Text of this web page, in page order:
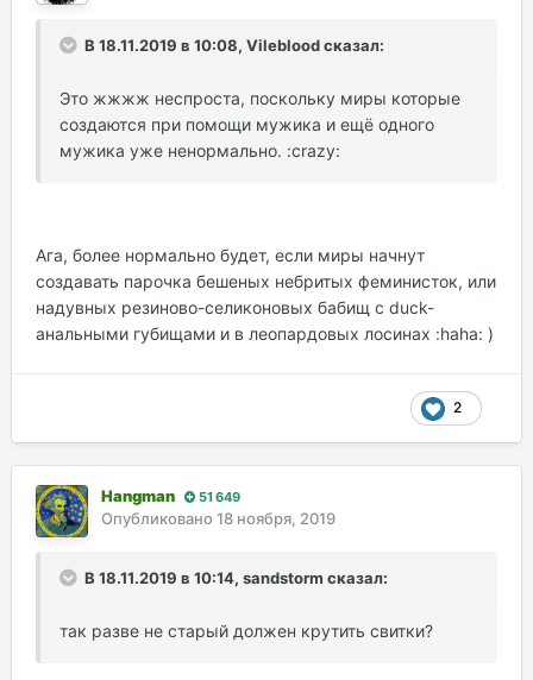
В 18.11.2019 в 10:08, Vileblood сказал:
Это жжжж неспроста, поскольку миры которые
создаются при помощи мужика и ещё одного
мужика уже ненормально. :crazy:
Ага, более нормально будет, если миры начнут
создавать парочка бешеных небритых феминисток, или
надувных резиново-селиконовых бабищ с duck-
анальными губищами и в леопардовых лосинах :haha: )
2
Hangman 51 649
Опубликовано 18 ноября, 2019
В 18.11.2019 в 10:14, sandstorm сказал:
так разве не старый должен крутить свитки?